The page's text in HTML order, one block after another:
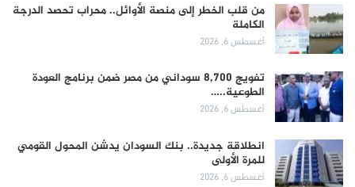
من قلب الخطر إلى منصة الأوائل.. محراب تحصد الدرجة
الكاملة
أغسطس 6, 2026
تفويج 8,700 سوداني من مصر ضمن برنامج العودة
الطوعية..…
أغسطس 6, 2026
انطلاقة جديدة.. بنك السودان يدشن المحول القومي
للمرة الأولى
أغسطس 6, 2026